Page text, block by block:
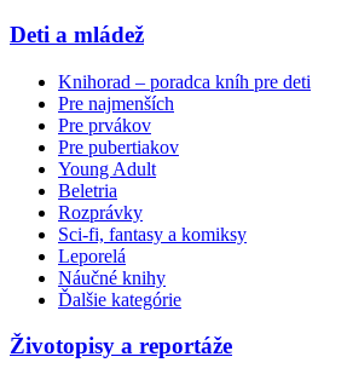
Deti a mládež
Knihorad – poradca kníh pre deti
Pre najmenších
Pre prvákov
Pre pubertiakov
Young Adult
Beletria
Rozprávky
Sci-fi, fantasy a komiksy
Leporelá
Náučné knihy
Ďalšie kategórie
Životopisy a reportáže